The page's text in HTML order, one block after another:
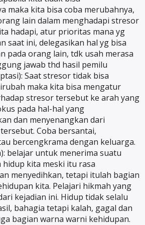
maka kita bisa coba merubahnya,
lain dalam menghadapi stresor
hadapi, atur prioritas mana yg
saat ini, delegasikan hal yg bisa
pada orang lain, tdk usah merasa
jawab thd hasil pemilu
Saat stresor tidak bisa
maka kita bisa mengatur
stresor tersebut ke arah yang
pada hal-hal yang
dan menyenangkan dari
Coba bersantai,
bercengkrama dengan keluarga.
belajar untuk menerima suatu
hidup kita meski itu rasa
menyedihkan, tetapi itulah bagian
kita. Pelajari hikmah yang
kejadian ini. Hidup tidak selalu
bahagia tetapi kalah, gagal dan
bagian warna warni kehidupan.